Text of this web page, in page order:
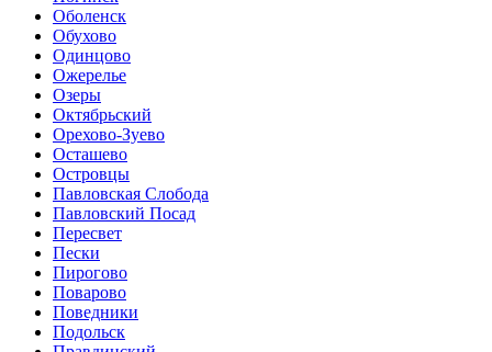
Оболенск
Обухово
Одинцово
Ожерелье
Озеры
Октябрьский
Орехово-Зуево
Осташево
Островцы
Павловская Слобода
Павловский Посад
Пересвет
Пески
Пирогово
Поварово
Поведники
Подольск